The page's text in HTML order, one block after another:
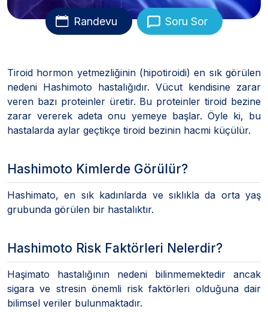
Randevu Soru Sor
Tiroid hormon yetmezliğinin (hipotiroidi) en sık görülen
nedeni Hashimoto hastalığıdır. Vücut kendisine zarar
veren bazı proteinler üretir. Bu proteinler tiroid bezine
zarar vererek adeta onu yemeye başlar. Öyle ki, bu
hastalarda aylar geçtikçe tiroid bezinin hacmi küçülür.
Hashimoto Kimlerde Görülür?
Hashimato, en sık kadınlarda ve sıklıkla da orta yaş
grubunda görülen bir hastalıktır.
Hashimoto Risk Faktörleri Nelerdir?
Haşimato hastalığının nedeni bilinmemektedir ancak
sigara ve stresin önemli risk faktörleri olduğuna dair
bilimsel veriler bulunmaktadır.